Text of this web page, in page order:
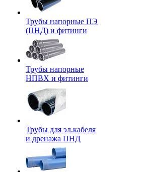
Трубы напорные ПЭ
(ПНД) и фитинги
Трубы напорные
НПВХ и фитинги
Трубы для эл.кабеля
и дренажа ПНД